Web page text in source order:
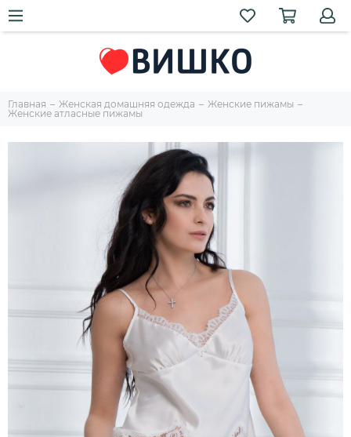
Главная Женская домашняя одежда
Женские пижамы
Женские атласные пижамы